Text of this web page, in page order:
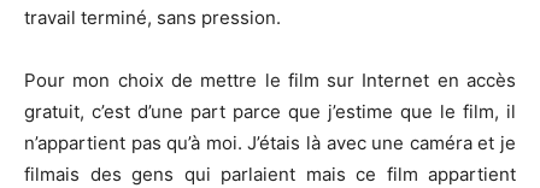
travail terminé, sans pression.
Pour mon choix de mettre le film sur Internet en accès
gratuit, c’est d’une part parce que j’estime que le film, il
n’appartient pas qu’à moi. J’étais là avec une caméra et je
filmais des gens qui parlaient mais ce film appartient